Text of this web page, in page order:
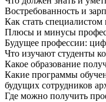
Востребованность и
Как стать
Плюсы и минусы
Будущее профессии:
Что изучают студенты
Какое образование
Какие программы
будущих сотрудников
Где можно получить